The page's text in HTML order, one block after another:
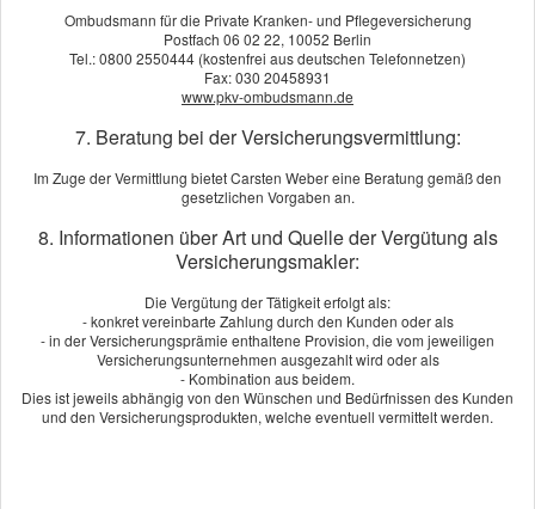
Mit Ihrem Bike erleben Sie die schönsten Touren. Wind um die
Nase und eine Freiheitsgefühl ohne Gleichen. Damit Sie das
unbeschwert genießen können, bieten wir Ihnen starke
Motorradversicherung und das zu besonders günstigen
Berechnen Sie jetzt Ihren Beitrag. Unser Angebot wird Sie
persönlich und individuell. Wir freuen uns auf Sie.
Beitrag berechnen!
Berechnen Sie in wenigen Schritten Ihren individuellen Tarif
Jetzt VHV-Beitrag berechnen!
Ombudsmann für die Private Kranken- und Pflegeversicherung
Postfach 06 02 22, 10052 Berlin
Tel.: 0800 2550444 (kostenfrei aus deutschen Telefonnetzen)
Fax: 030 20458931
www.pkv-ombudsmann.de
7. Beratung bei der Versicherungsvermittlung:
Im Zuge der Vermittlung bietet Carsten Weber eine Beratung gemäß den
gesetzlichen Vorgaben an.
8. Informationen über Art und Quelle der Vergütung als
Versicherungsmakler:
Die Vergütung der Tätigkeit erfolgt als:
- konkret vereinbarte Zahlung durch den Kunden oder als
- in der Versicherungsprämie enthaltene Provision, die vom jeweiligen
Versicherungsunternehmen ausgezahlt wird oder als
- Kombination aus beidem.
Dies ist jeweils abhängig von den Wünschen und Bedürfnissen des Kunden
und den Versicherungsprodukten, welche eventuell vermittelt werden.